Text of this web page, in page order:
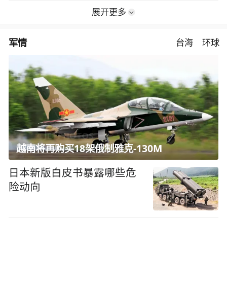
展开更多
军情 台海 环球
越南将再购买18架俄制雅克-130M
日本新版白皮书暴露哪些危
险动向